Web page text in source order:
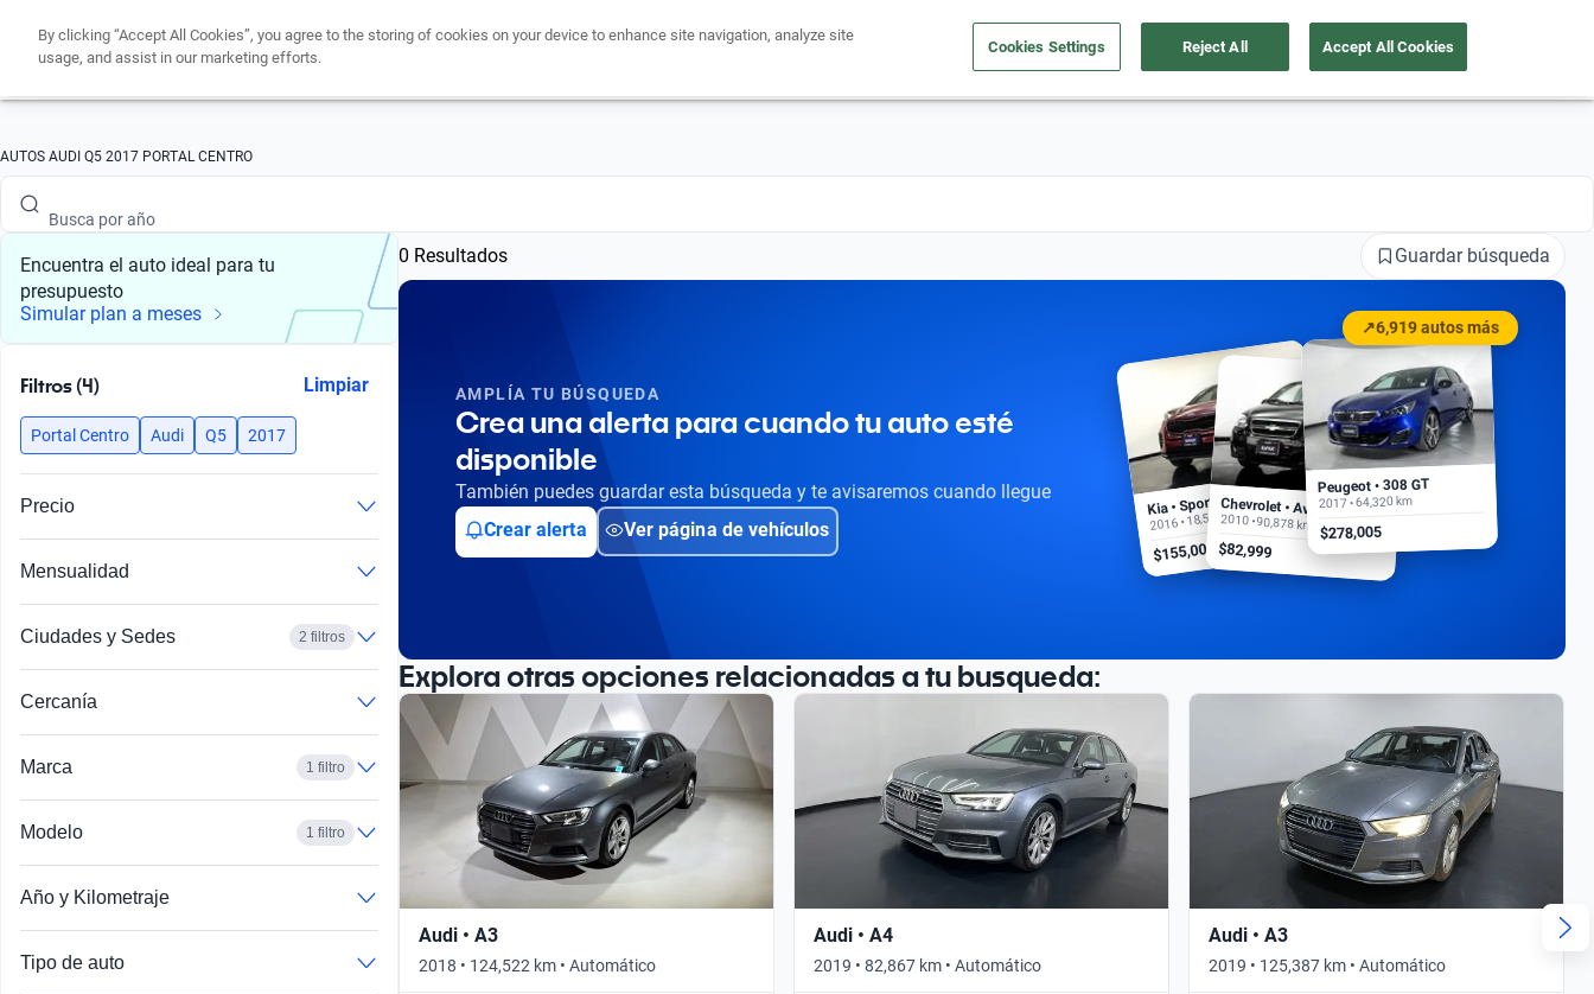
Compra un auto Vende tu auto Cuida tu auto Nosotros Ubicación
AUTOS AUDI Q5 2017 PORTAL CENTRO
Busca por marca
Busca por modelo
Busca por versión
Busca por marca
Busca por modelo
Busca por año
Encuentra el auto ideal para tu
presupuesto
Simular plan a meses
Filtros (4) Limpiar
Portal Centro Audi Q5 2017
Precio
Mensualidad
Ciudades y Sedes 2 filtros
Cercanía
Marca 1 filtro
Modelo 1 filtro
Año y Kilometraje
Tipo de auto
0 Resultados Guardar búsqueda
AMPLÍA TU BÚSQUEDA
Crea una alerta para cuando tu auto esté
disponible
También puedes guardar esta búsqueda y te avisaremos cuando llegue
Crear alerta
Ver página de vehículos
↗6,919 autos más
Kia • Sportage EX
2016 • 18,500 km
$155,000
Chevrolet • Aveo
2010 • 90,878 km
$82,999
Peugeot • 308 GT
2017 • 64,320 km
$278,005
Explora otras opciones relacionadas a tu busqueda:
Audi • A3
2018 • 124,522 km • Automático
Audi • A4
2019 • 82,867 km • Automático
Audi • A3
2019 • 125,387 km • Automático
By clicking “Accept All Cookies”, you agree to the storing of cookies on your device to enhance site navigation, analyze site
usage, and assist in our marketing efforts.
Cookies Settings Reject All Accept All Cookies